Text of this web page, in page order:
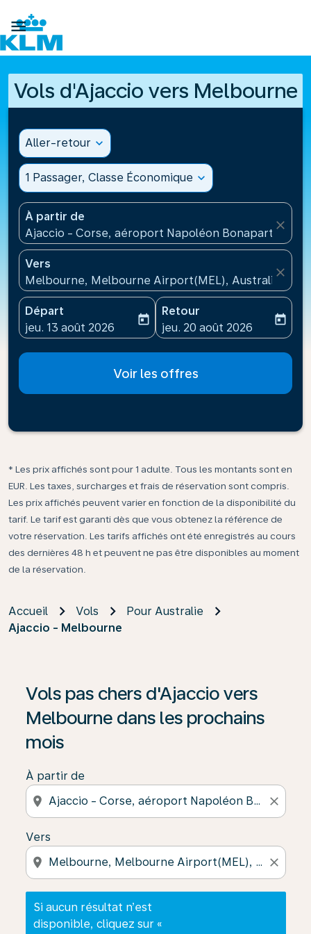

Vols d'Ajaccio vers Melbourne
Aller-retour expand_more
1 Passager, Classe Économique expand_more
À partir de
Ajaccio - Corse, aéroport Napoléon
close
Vers
Melbourne, Melbourne Airport(MEL), Australie
close
Départ
fc-booking-departure-date-aria-label
jeu. 13 août 2026
today
Retour
fc-booking-return-date-
jeu. 20 août 2026
today
Voir les offres
* Les prix affichés sont pour 1 adulte. Tous les montants sont en
EUR. Les taxes, surcharges et frais de réservation sont compris.
Les prix affichés peuvent varier en fonction de la disponibilité du
tarif. Le tarif est garanti dès que vous obtenez la référence de
votre réservation. Les tarifs affichés ont été enregistrés au cours
des dernières 48 h et peuvent ne pas être disponibles au moment
de la réservation.
Accueil Vols
Pour Australie
Ajaccio - Melbourne
Vols pas chers d'Ajaccio vers
Melbourne dans les prochains
mois
À partir de
location_on close
Vers
location_on close
Si aucun résultat n’est
disponible, cliquez sur «
Si aucun résultat n’est disponible, cliquez sur «